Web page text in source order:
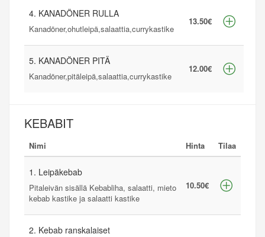
4. KANADÖNER RULLA
Kanadöner,ohutleipä,salaattia,currykastike
13.50€
5. KANADÖNER PITÄ
Kanadöner,pitäleipä,salaattia,currykastike
12.00€
KEBABIT
Nimi Hinta Tilaa
1. Leipäkebab
Pitaleivän sisällä Kebabliha, salaatti, mieto
kebab kastike ja salaatti kastike
10.50€
2. Kebab ranskalaiset